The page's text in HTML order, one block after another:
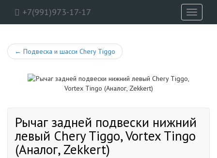
+7(991)973-17-17
Toggle
← Подвеска и шасси Chery Tiggo
Рычаг задней подвески нижний
левый Chery Tiggo, Vortex Tingo
(Аналог, Zekkert)